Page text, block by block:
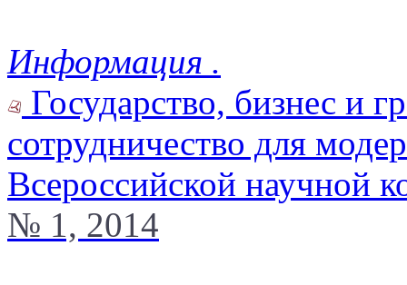
Информация .
Государство, бизнес и
сотрудничество для
Всероссийской научной
№ 1, 2014